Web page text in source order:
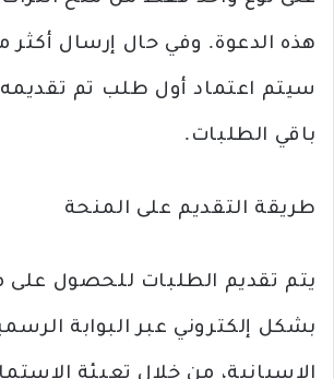
هذه الدعوة. وفي حال إرسال
سيتم اعتماد أول طلب تم
باقي الطلبات.
طريقة التقديم على المنحة
يتم تقديم الطلبات للحصول على
بشكل إلكتروني عبر البوابة